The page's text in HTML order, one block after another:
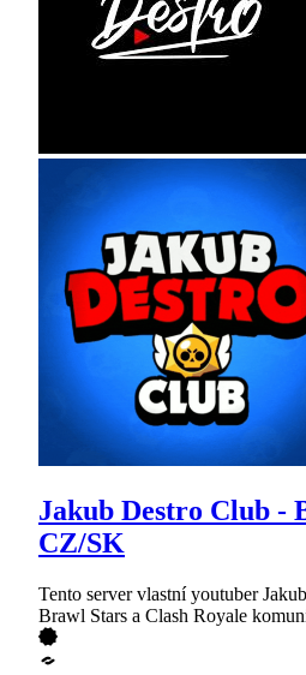
Jakub Destro Club -
CZ/SK
Tento server vlastní youtuber
Brawl Stars a Clash Royale